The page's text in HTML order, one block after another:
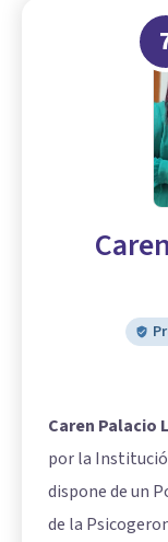
Caren Palacio
por la
dispone de un
de la